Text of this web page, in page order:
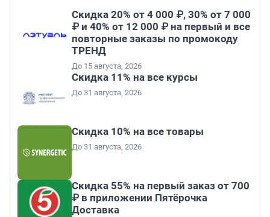
Скидка 20% от 4 000 ₽, 30% от 7 000
₽ и 40% от 12 000 ₽ на первый и все
повторные заказы по промокоду
ТРЕНД
До 15 августа, 2026
Скидка 11% на все курсы
До 31 августа, 2026
Скидка 10% на все товары
До 31 августа, 2026
Скидка 55% на первый заказ от 700
₽ в приложении Пятёрочка
Доставка